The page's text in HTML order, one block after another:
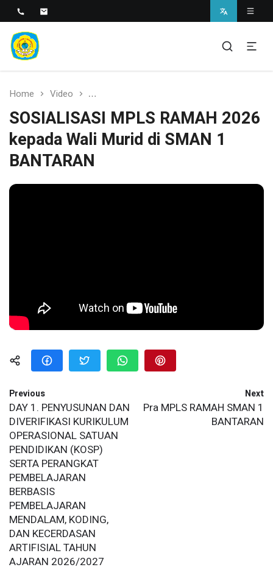
SMAN 1 Bantaran
SMAN 1 BANTARAN
Home Video SOSIALISASI MPLS RAMAH 2026 kepada
SOSIALISASI MPLS RAMAH 2026
kepada Wali Murid di SMAN 1
BANTARAN
Previous
DAY 1. PENYUSUNAN DAN
DIVERIFIKASI KURIKULUM
OPERASIONAL SATUAN
PENDIDIKAN (KOSP)
SERTA PERANGKAT
PEMBELAJARAN
BERBASIS
PEMBELAJARAN
MENDALAM, KODING,
DAN KECERDASAN
ARTIFISIAL TAHUN
AJARAN 2026/2027
Next
Pra MPLS RAMAH SMAN 1
BANTARAN